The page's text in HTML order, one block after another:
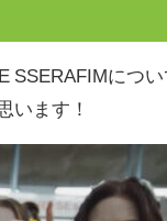
SSERAFIMにつ
います！